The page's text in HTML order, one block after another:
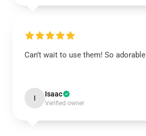
Can’t wait to use them! So adorable
I Isaac
Verified owner